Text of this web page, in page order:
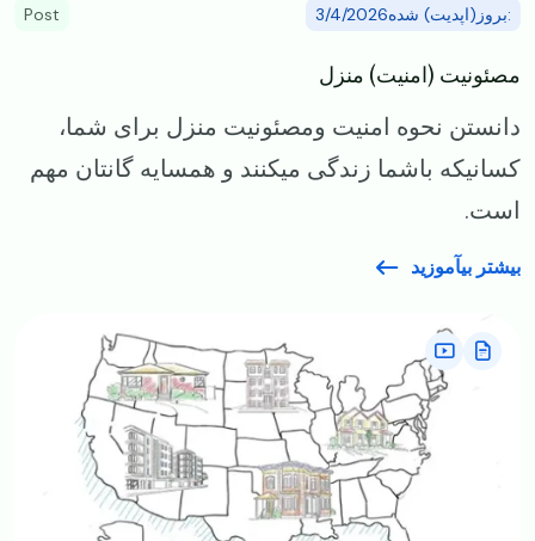
:بروز(اپدیت) شده3/4/2026 Post
مصئونیت (امنیت) منزل
دانستن نحوه امنیت ومصئونیت منزل برای شما،
کسانیکه باشما زندگی میکنند و همسایه گانتان مهم
است.
بیشتر بیآموزید